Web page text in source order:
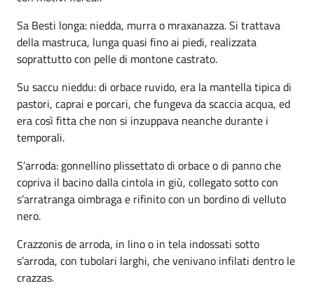
Sa Besti longa: niedda, murra o mraxanazza. Si trattava
della mastruca, lunga quasi fino ai piedi, realizzata
soprattutto con pelle di montone castrato.
Su saccu nieddu: di orbace ruvido, era la mantella tipica di
pastori, caprai e porcari, che fungeva da scaccia acqua, ed
era così fitta che non si inzuppava neanche durante i
temporali.
S’arroda: gonnellino plissettato di orbace o di panno che
copriva il bacino dalla cintola in giù, collegato sotto con
s’arratranga oimbraga e rifinito con un bordino di velluto
nero.
Crazzonis de arroda, in lino o in tela indossati sotto
s’arroda, con tubolari larghi, che venivano infilati dentro le
crazzas.